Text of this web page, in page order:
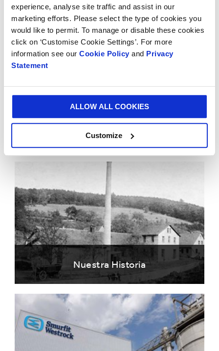
experience, analyse site traffic and assist in our
marketing efforts. Please select the type of cookies you
would like to permit. To manage or disable these cookies
click on ‘Customise Cookie Settings’. For more
information see our Cookie Policy and Privacy
Statement
ALLOW ALL COOKIES
Customize
Resumen
Lo Que Hacemos
Nuestra Historia